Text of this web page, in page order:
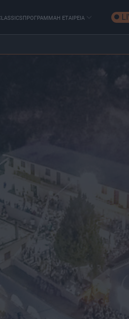
ΠΡΟΓΡΑΜΜΑΗ ΕΤΑΙΡΕΙΑ